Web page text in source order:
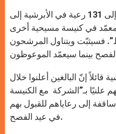
وينقسم البالغون المنتمون إلى 131 رعية في الأبرشية إلى
في كنيسة مسيحية أخرى
فسيثبّت ويتناول المرشحون
قائلاً إنّ البالغين أعلنوا خلال
علنيًا بـ”الشركة مع الكنيسة
إلى رعاياهم للقبول بهم
في عيد الفصح.